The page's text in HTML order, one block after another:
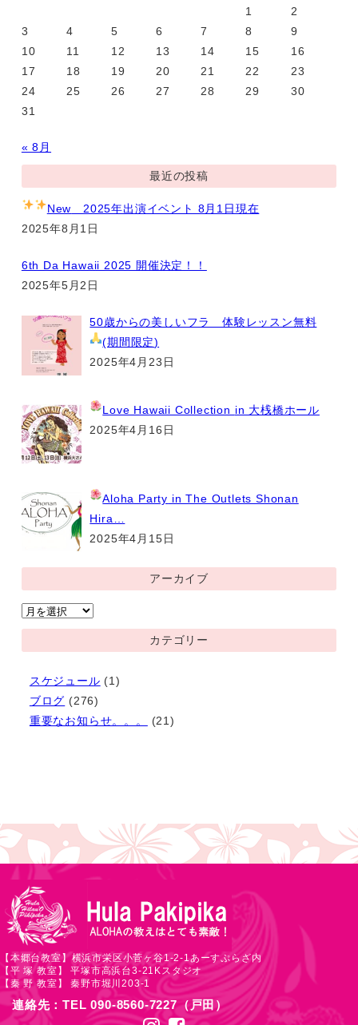
1
2
3
4 5 6 7 8
9
10
11 12 13 14 15
16
17
18 19 20 21 22
23
24
25 26 27 28 29
30
31
« 8月
最近の投稿
New 2025年出演イベント 8月1日現在
2025年8月1日
6th Da Hawaii 2025 開催決定！！
2025年5月2日
50歳からの美しいフラ 体験レッスン無料
(期間限定)
2025年4月23日
Love Hawaii Collection in 大桟橋ホール
2025年4月16日
Aloha Party in The Outlets Shonan
Hira…
2025年4月15日
アーカイブ
ア
ー
カ
ブ
カテゴリー
スケジュール (1)
ブログ (276)
重要なお知らせ。。。
(21)
【本郷台教室】横浜市栄区小菅ヶ谷1-2-1あーすぷらざ内
【平 塚 教室】 平塚市高浜台3-21Kスタジオ
【秦 野 教室】 秦野市堀川203-1
連絡先：TEL 090-8560-7227（戸田）